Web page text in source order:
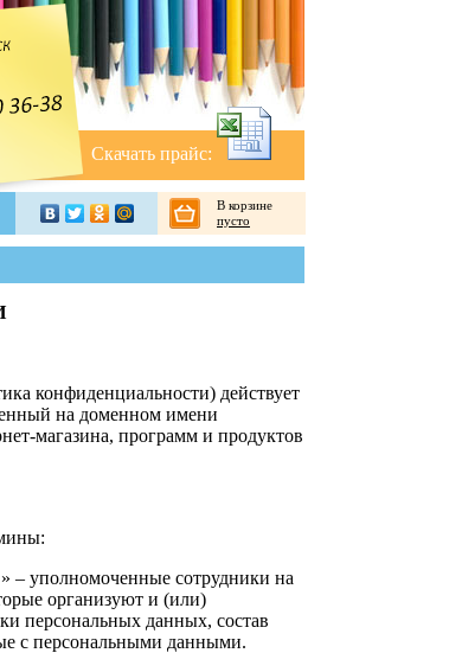
Скачать прайс:
В корзине
пусто
конфиденциальности) действует
на доменном имени
магазина, программ и продуктов
– уполномоченные сотрудники на
организуют и (или)
персональных данных, состав
с персональными данными.